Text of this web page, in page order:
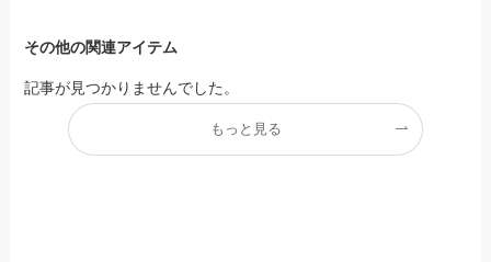
その他の関連アイテム
記事が見つかりませんでした。
もっと見る